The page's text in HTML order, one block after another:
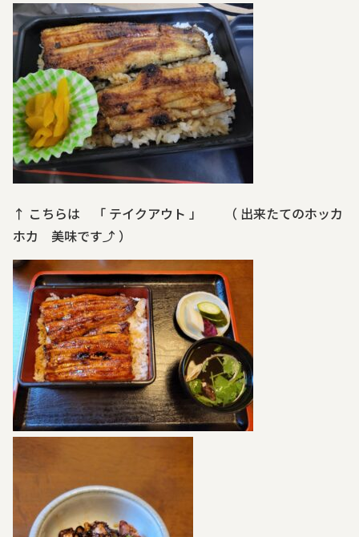
↑ こちらは 「 テイクアウト 」 （ 出来たてのホッカ
ホカ 美味です⤴ ）